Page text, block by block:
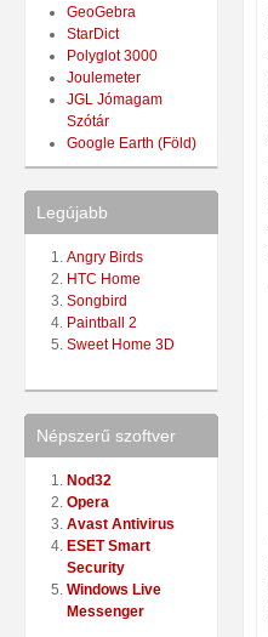
GeoGebra
StarDict
Polyglot 3000
Joulemeter
JGL Jómagam
Szótár
Google Earth (Föld)
Legújabb
Angry Birds
HTC Home
Songbird
Paintball 2
Sweet Home 3D
Népszerű szoftver
Nod32
Opera
Avast Antivirus
ESET Smart
Security
Windows Live
Messenger